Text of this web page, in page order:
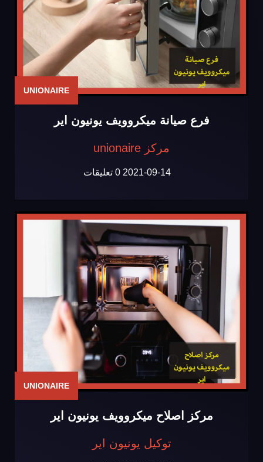
UNIONAIRE
فرع صيانة ميكروويف يونيون اير
مركز unionaire
2021-09-14 0 تعليقات
UNIONAIRE
مركز اصلاح ميكروويف يونيون اير
توكيل يونيون اير